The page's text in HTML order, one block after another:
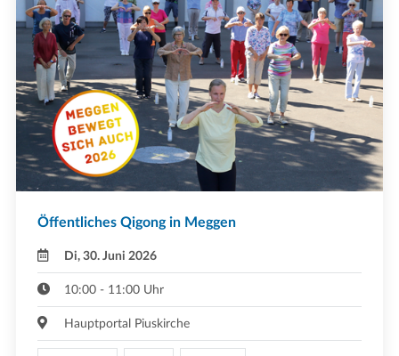
Öffentliches Qigong in Meggen
Di, 30. Juni 2026
10:00 - 11:00 Uhr
Hauptportal Piuskirche